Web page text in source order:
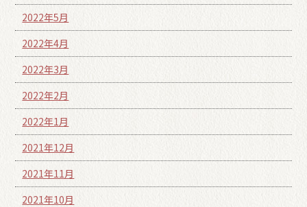
2022年5月
2022年4月
2022年3月
2022年2月
2022年1月
2021年12月
2021年11月
2021年10月